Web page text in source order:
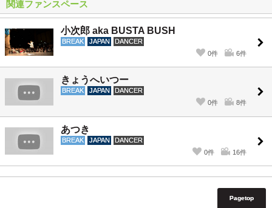
関連ファンスペース
小次郎 aka BUSTA BUSH
BREAK JAPAN
DANCER
0件
6件
きょうへいつー
BREAK JAPAN
DANCER
0件
8件
あつき
BREAK JAPAN
DANCER
0件
16件
Pagetop